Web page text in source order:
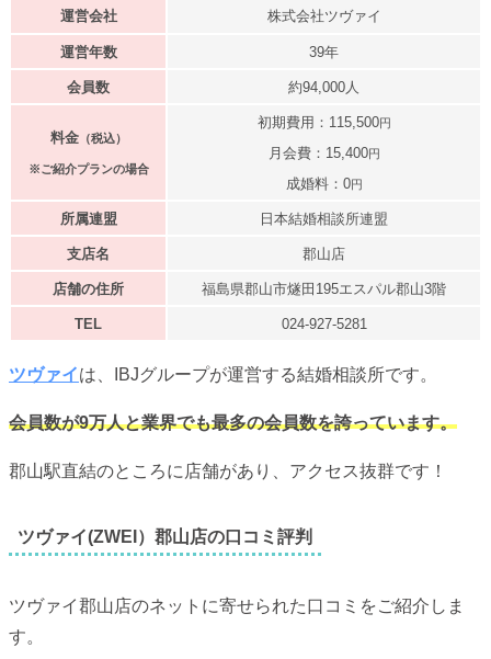
運営会社 株式会社ツヴァイ
運営年数 39年
会員数 約94,000人
料金（税込）
※ご紹介プランの場合
初期費用：115,500円
月会費：15,400円
成婚料：0円
所属連盟 日本結婚相談所連盟
支店名 郡山店
店舗の住所 福島県郡山市燧田195エスパル郡山3階
TEL 024-927-5281
ツヴァイは、IBJグループが運営する結婚相談所です。
会員数が9万人と業界でも最多の会員数を誇っています。
郡山駅直結のところに店舗があり、アクセス抜群です！
ツヴァイ(ZWEI）郡山店の口コミ評判
ツヴァイ郡山店のネットに寄せられた口コミをご紹介しま
す。